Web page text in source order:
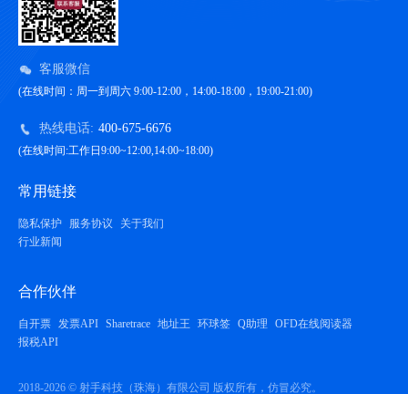
客服微信
(在线时间：周一到周六 9:00-12:00，14:00-18:00，19:00-21:00)
热线电话: 400-675-6676
(在线时间:工作日9:00~12:00,14:00~18:00)
常用链接
隐私保护 服务协议
关于我们
行业新闻
合作伙伴
自开票 发票API Sharetrace 地址王 环球签 Q助理
OFD在线阅读器
报税API
2018-2026 © 射手科技（珠海）有限公司 版权所有，仿冒必究。